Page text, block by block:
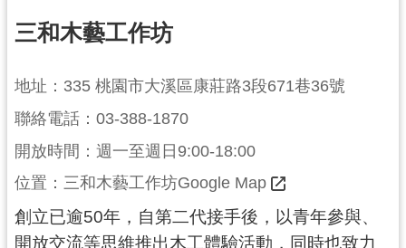
參
資
訊
展
覽
便
三和木藝工作坊
地址：335 桃園市大溪區康莊路3段671巷36號
聯絡電話：03-388-1870
開放時間：週一至週日9:00-18:00
位置： 三和木藝工作坊Google Map
創立已逾50年，自第二代接手後，以青年參與、
開放交流等思維推出木工體驗活動，同時也致力